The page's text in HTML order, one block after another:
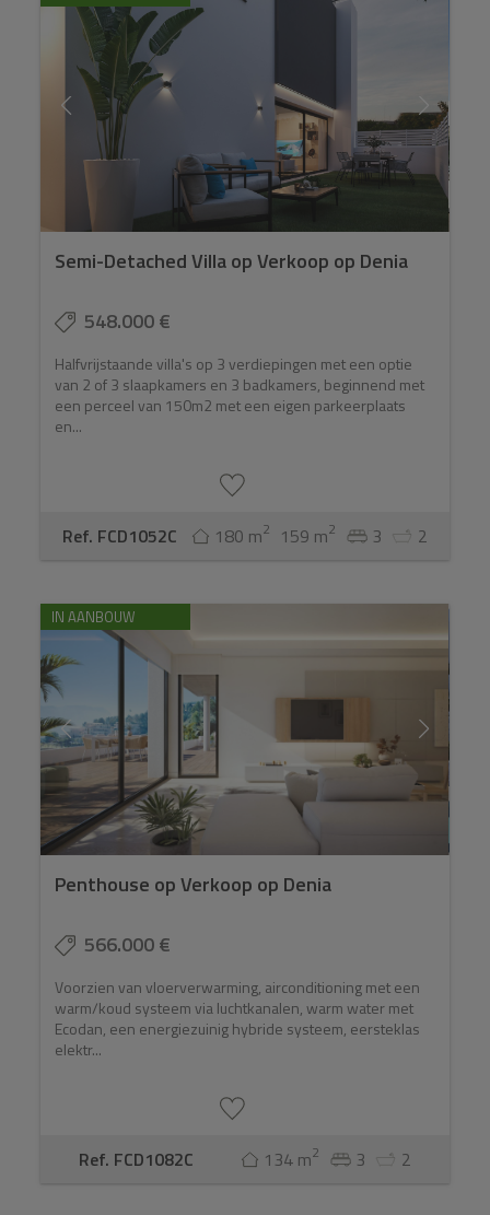
Semi-Detached Villa op Verkoop op Denia
548.000 €
Halfvrijstaande villa's op 3 verdiepingen met een optie
van 2 of 3 slaapkamers en 3 badkamers, beginnend met
een perceel van 150m2 met een eigen parkeerplaats
en...
Ref. FCD1052C 180 m2 159 m2 3 2
IN AANBOUW
Penthouse op Verkoop op Denia
566.000 €
Voorzien van vloerverwarming, airconditioning met een
warm/koud systeem via luchtkanalen, warm water met
Ecodan, een energiezuinig hybride systeem, eersteklas
elektr...
Ref. FCD1082C 134 m2 3 2